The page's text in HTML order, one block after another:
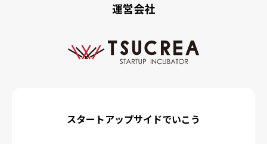
運営会社
スタートアップサイドでいこう